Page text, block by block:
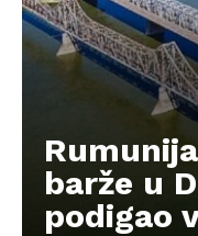
barže u
podigao